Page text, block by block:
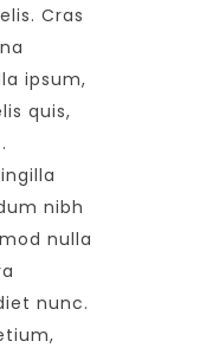
Cras
ipsum,
quis,
nibh
nulla
nunc.